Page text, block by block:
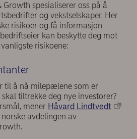
spesialiserer oss på å
og vekstselskaper. Her
risikoer og få informasjon
kan beskytte deg mot
risikoene:
til å nå milepælene som er
tiltrekke deg nye investorer?
mener Håvard Lindtvedt
avdelingen av